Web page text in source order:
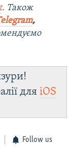
. Також
,
для iOS
Follow us